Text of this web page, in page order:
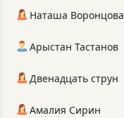
Наташа Воронцова
Арыстан Тастанов
Двенадцать струн
Амалия Сирин